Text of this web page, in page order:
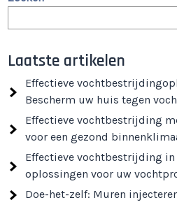
Laatste artikelen
Effectieve
Bescherm uw huis tegen
Effectieve vochtbestrijding
voor een gezond
Effectieve vochtbestrijding
oplossingen voor uw
Doe-het-zelf: Muren